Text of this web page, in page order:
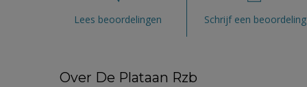
Lees beoordelingen Schrijf een beoordeling
Over De Plataan Rzb